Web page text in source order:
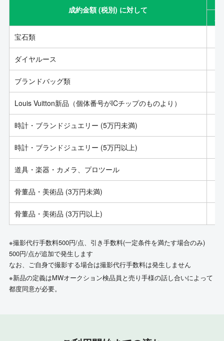
成約金額 (税別) に対して
宝石類
ダイヤルース
ブランドバッグ類
Louis Vuitton新品（個体番号がICチップのものより）
時計・ブランドジュエリー (5万円未満)
時計・ブランドジュエリー (5万円以上)
道具・楽器・カメラ、プロツール
骨董品・美術品 (3万円未満)
骨董品・美術品 (3万円以上)
※撮影代行手数料500円/点、引き手数料(一定条件を満たす場合のみ)
500円/点が追加で発生します
なお、ご自身で撮影する場合は撮影代行手数料は発生しません
※新品の定義はMWオークション検品員と売り手様の話し合いによって
都度同意が必要。